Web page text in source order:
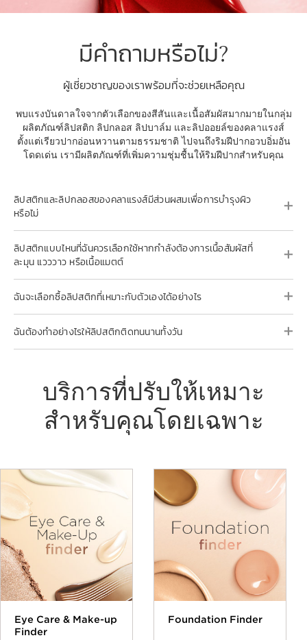
มีคำถามหรือไม่?
ผู้เชี่ยวชาญของเราพร้อมที่จะช่วยเหลือคุณ
พบแรงบันดาลใจจากตัวเลือกของสีสันและเนื้อสัมผัสมากมายในกลุ่ม
ผลิตภัณฑ์ลิปสติก ลิปกลอส ลิปบาล์ม และลิปออยล์ของคลาแรงส์
ตั้งแต่เรียวปากอ่อนหวานตามธรรมชาติ ไปจนถึงริมฝีปากอวบอิ่มอัน
โดดเด่น เรามีผลิตภัณฑ์ที่เพิ่มความชุ่มชื้นให้ริมฝีปากสำหรับคุณ
ลิปสติกและลิปกลอสของคลาแรงส์มีส่วนผสมเพื่อการบำรุงผิว
หรือไม่
ลิปสติกแบบไหนที่ฉันควรเลือกใช้หากกำลังต้องการเนื้อสัมผัสที่
ละมุน แวววาว หรือเนื้อแมตต์
ฉันจะเลือกซื้อลิปสติกที่เหมาะกับตัวเองได้อย่างไร
ฉันต้องทำอย่างไรให้ลิปสติกติดทนนานทั้งวัน
บริการที่ปรับให้เหมาะ
สำหรับคุณโดยเฉพาะ
Eye Care & Make-up
Finder
Foundation Finder